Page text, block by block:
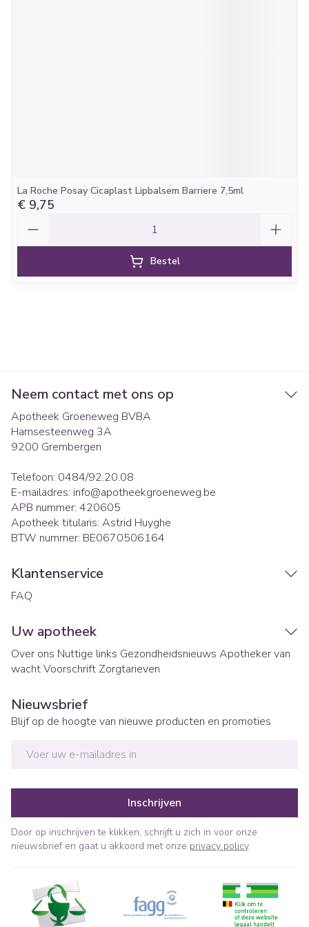
La Roche Posay Cicaplast Lipbalsem Barriere 7,5ml
€ 9,75
Bestel
Neem contact met ons op
Apotheek Groeneweg BVBA
Hamsesteenweg 3A
9200 Grembergen
Telefoon: 0484/92.20.08
E-mailadres: info@apotheekgroeneweg.be
APB nummer: 420605
Apotheek titularis: Astrid Huyghe
BTW nummer: BE0670506164
Klantenservice
FAQ
Uw apotheek
Over ons Nuttige links Gezondheidsnieuws Apotheker van
wachtVoorschrift Zorgtarieven
Nieuwsbrief
Blijf op de hoogte van nieuwe producten en promoties
Inschrijven
Door op inschrijven te klikken, schrijft u zich in voor onze
nieuwsbrief en gaat u akkoord met onze privacy policy.